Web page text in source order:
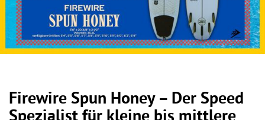
Firewire Spun Honey – Der Speed